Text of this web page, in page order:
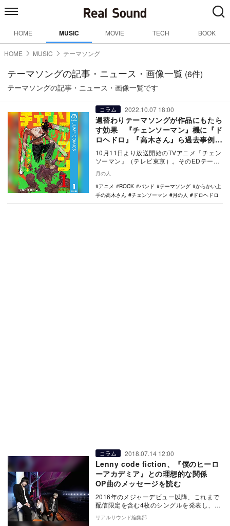
HOME MUSIC MOVIE TECH BOOK
HOME MUSIC テーマソング
テーマソングの記事・ニュース・画像一覧 (6件)
テーマソングの記事・ニュース・画像一覧です
コラム 2022.10.07 18:00
週替わりテーマソングが作品にもたら
す効果 『チェンソーマン』機に『ド
ロヘドロ』『高木さん』ら過去事例を
振り返る
10月11日より放送開始のTVアニメ『チェン
ソーマン』（テレビ東京）。そのEDテーマ
わり…
月の人
アニメ
ROCK バンド テーマソング
からかい上
手の高木さん
チェンソーマン 月の人 ドロヘドロ
コラム 2018.07.14 12:00
Lenny code fiction、『僕のヒーロ
ーアカデミア』との理想的な関係
OP曲のメッセージを読む
2016年のメジャーデビュー以降、これまで
配信限定を含む4枚のシングルを発表し、妖
艶な雰囲気を漂わせるスタイリッシュなロ
ックサウ…
リアルサウンド編集部